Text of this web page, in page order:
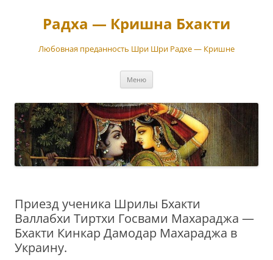
содержимому
Радха — Кришна Бхакти
Любовная преданность Шри Шри Радхе — Кришне
Меню
Приезд ученика Шрилы Бхакти
Валлабхи Тиртхи Госвами Махараджа —
Бхакти Кинкар Дамодар Махараджа в
Украину.